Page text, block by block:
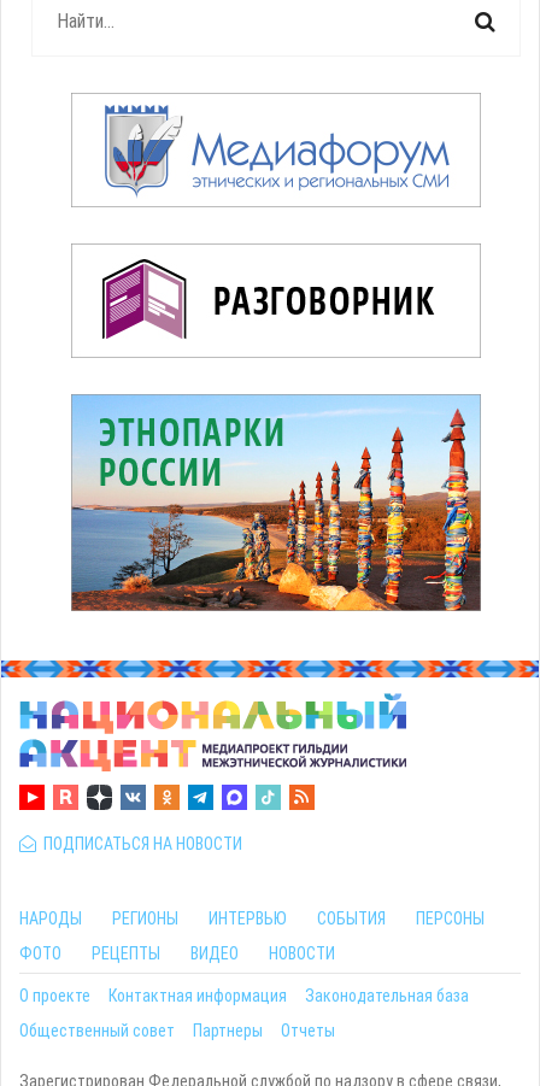
ПОДПИСАТЬСЯ НА НОВОСТИ
НАРОДЫ РЕГИОНЫ ИНТЕРВЬЮ СОБЫТИЯ
ПЕРСОНЫ
ФОТО
РЕЦЕПТЫ ВИДЕО НОВОСТИ
О проекте Контактная информация
Законодательная база
Общественный совет
Партнеры Отчеты
Зарегистрирован Федеральной службой по надзору в сфере связи,